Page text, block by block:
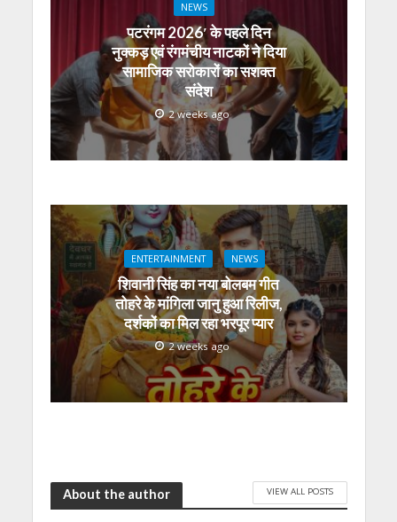
NEWS
पटरंगम 2026′ के पहले दिन
नुक्कड़ एवं रंगमंचीय नाटकों ने दिया
सामाजिक सरोकारों का सशक्त
संदेश
2 weeks ago
ENTERTAINMENT NEWS
शिवानी सिंह का नया बोलबम गीत
तोहरे के मांगिला जानु हुआ रिलीज,
दर्शकों का मिल रहा भरपूर प्यार
2 weeks ago
About the author VIEW ALL POSTS